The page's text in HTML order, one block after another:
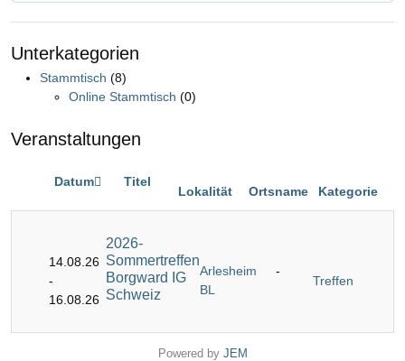
Unterkategorien
Stammtisch (8)
Online Stammtisch (0)
Veranstaltungen
Datum Titel
Lokalität Ortsname Kategorie
14.08.26
-
16.08.26
2026-
Sommertreffen
Borgward IG
Schweiz
Arlesheim
BL
-
Treffen
Powered by JEM